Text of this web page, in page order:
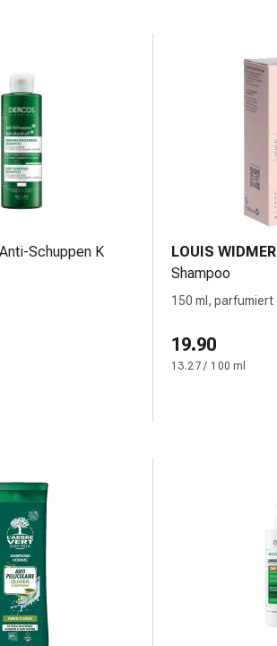
Schuppen K
LOUIS WIDMER
Shampoo
150 ml, parfumiert
19.90
13.27 / 100 ml